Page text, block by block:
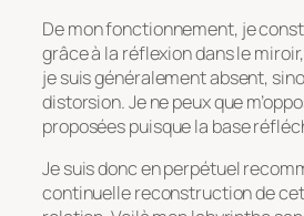
De mon fonctionnement, je
grâce à la réflexion dans le
je suis généralement absent,
distorsion. Je ne peux que
proposées puisque la base
Je suis donc en perpétuel
continuelle reconstruction de